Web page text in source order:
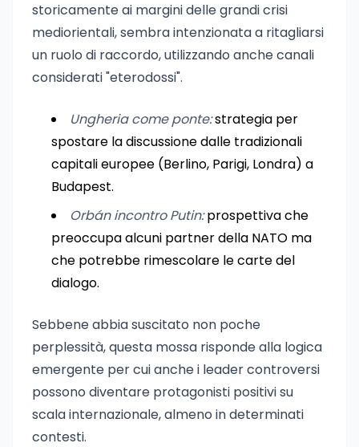
storicamente ai margini delle grandi crisi
mediorientali, sembra intenzionata a ritagliarsi
un ruolo di raccordo, utilizzando anche canali
considerati "eterodossi".
Ungheria come ponte:strategia per
spostare la discussione dalle tradizionali
capitali europee (Berlino, Parigi, Londra) a
Budapest.
Orbán incontro Putin:prospettiva che
preoccupa alcuni partner della NATO ma
che potrebbe rimescolare le carte del
dialogo.
Sebbene abbia suscitato non poche
perplessità, questa mossa risponde alla logica
emergente per cui anche i leader controversi
possono diventare protagonisti positivi su
scala internazionale, almeno in determinati
contesti.